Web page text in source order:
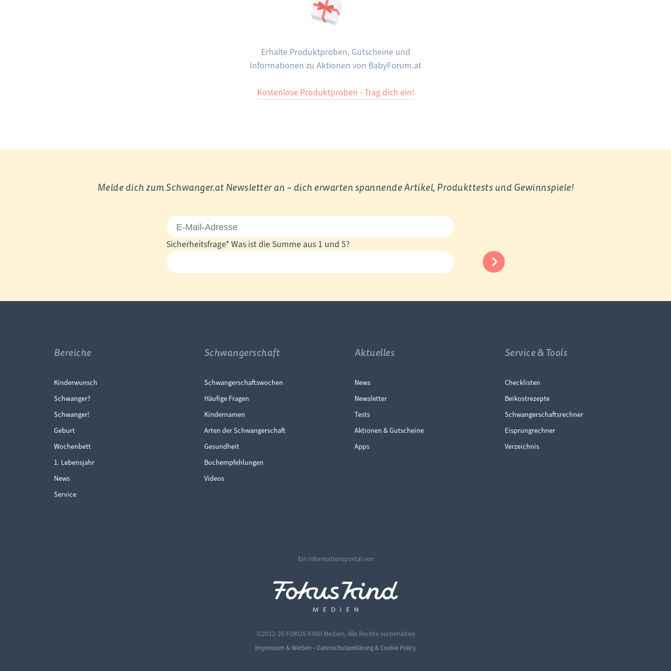
Erhalte Produktproben, Gutscheine und
Informationen zu Aktionen von BabyForum.at
Kostenlose Produktproben - Trag dich ein!
Melde dich zum Schwanger.at Newsletter an – dich erwarten spannende Artikel, Produkttests und Gewinnspiele!
E-
Mail-
Adresse
Pflichtfeld
Sicherheitsfrage* Was ist die Summe aus 1 und 5?
Bereiche
Navigation überspringen
Kinderwunsch
Schwanger?
Schwanger!
Geburt
Wochenbett
1. Lebensjahr
News
Service
Schwangerschaft
Navigation überspringen
Schwangerschaftswochen
Häufige Fragen
Kindernamen
Arten der Schwangerschaft
Gesundheit
Buchempfehlungen
Videos
Aktuelles
Navigation überspringen
News
Newsletter
Tests
Aktionen & Gutscheine
Apps
Service & Tools
Navigation überspringen
Checklisten
Beikostrezepte
Schwangerschaftsrechner
Eisprungrechner
Verzeichnis
Ein Informationsportal von
©2012-26 FOKUS KIND Medien, Alle Rechte vorbehalten
Impressum & Werben • Datenschutzerklärung & Cookie Policy